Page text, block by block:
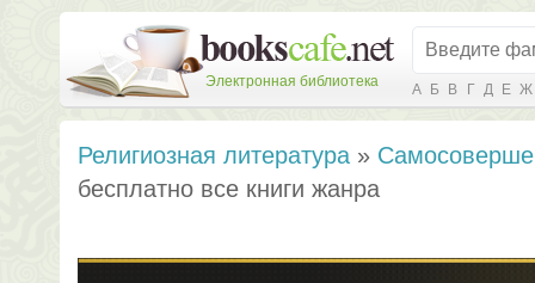
Электронная библиотека А Б В Г Д Е Ж
Религиозная литература »
бесплатно все книги жанра